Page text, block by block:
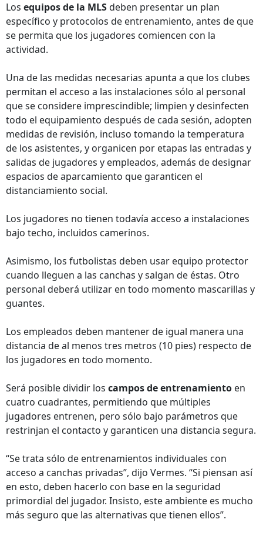
Los equipos de la MLSdeben presentar un plan
específico y protocolos de entrenamiento, antes de que
se permita que los jugadores comiencen con la
actividad.
Una de las medidas necesarias apunta a que los clubes
permitan el acceso a las instalaciones sólo al personal
que se considere imprescindible; limpien y desinfecten
todo el equipamiento después de cada sesión, adopten
medidas de revisión, incluso tomando la temperatura
de los asistentes, y organicen por etapas las entradas y
salidas de jugadores y empleados, además de designar
espacios de aparcamiento que garanticen el
distanciamiento social.
Los jugadores no tienen todavía acceso a instalaciones
bajo techo, incluidos camerinos.
Asimismo, los futbolistas deben usar equipo protector
cuando lleguen a las canchas y salgan de éstas. Otro
personal deberá utilizar en todo momento mascarillas y
guantes.
Los empleados deben mantener de igual manera una
distancia de al menos tres metros (10 pies) respecto de
los jugadores en todo momento.
Será posible dividir los campos de entrenamiento en
cuatro cuadrantes, permitiendo que múltiples
jugadores entrenen, pero sólo bajo parámetros que
restrinjan el contacto y garanticen una distancia segura.
“Se trata sólo de entrenamientos individuales con
acceso a canchas privadas”, dijo Vermes. “Si piensan así
en esto, deben hacerlo con base en la seguridad
primordial del jugador. Insisto, este ambiente es mucho
más seguro que las alternativas que tienen ellos”.